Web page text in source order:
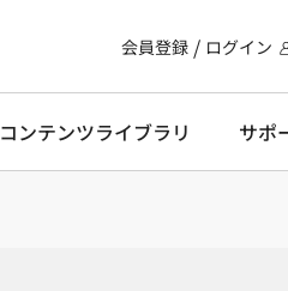
会員登録 ログイン
コンテンツライブラリ サポ